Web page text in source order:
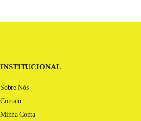
INSTITUCIONAL
Sobre Nós
Contato
Minha Conta